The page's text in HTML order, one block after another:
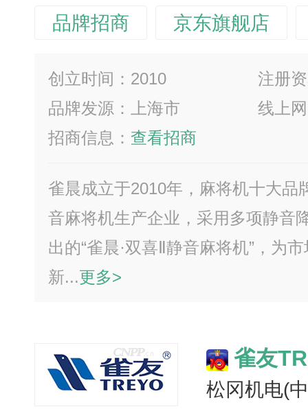
品牌招商 京东旗舰店
创立时间：2010
注册
品牌发源：上海市
线上
招商信息： 查看招商
雀晨成立于2010年，麻将机十大品
音麻将机生产企业，采用多项静音
出的“雀晨·双喜Ⅱ静音麻将机”，为
新...更多>
雀友
松冈机电(